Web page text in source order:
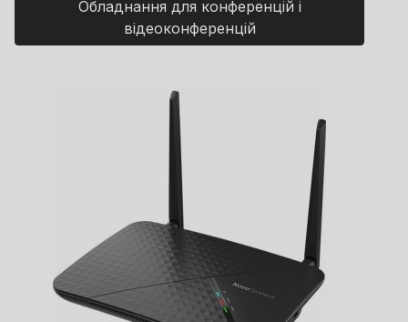
Обладнання для конференцій і
відеоконференцій